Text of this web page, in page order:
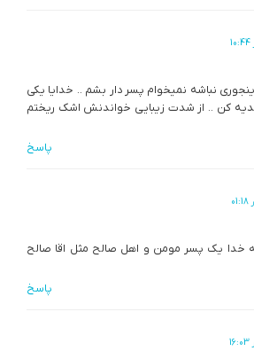
نباشه نمیخوام پسر دار بشم‌ .. خدایا یکی
کن .. از شدت زیبایی خواندنش اشک ریختم
پاسخ
خدا یک پسر مومن و اهل صالح مثل اقا صالح
پاسخ